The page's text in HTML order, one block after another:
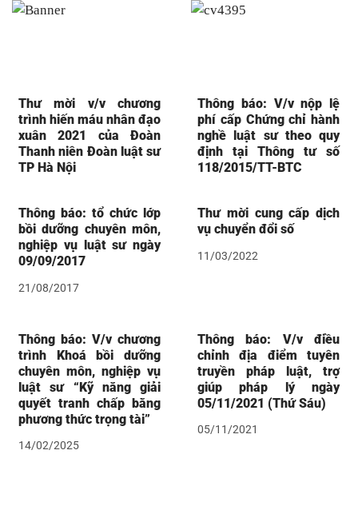
Thư mời v/v chương
trình hiến máu nhân đạo
xuân 2021 của Đoàn
Thanh niên Đoàn luật sư
TP Hà Nội
Thông báo: V/v nộp lệ
phí cấp Chứng chỉ hành
nghề luật sư theo quy
định tại Thông tư số
118/2015/TT-BTC
Thông báo: tổ chức lớp
bồi dưỡng chuyên môn,
nghiệp vụ luật sư ngày
09/09/2017
21/08/2017
Thư mời cung cấp dịch
vụ chuyển đổi số
11/03/2022
Thông báo: V/v chương
trình Khoá bồi dưỡng
chuyên môn, nghiệp vụ
luật sư “Kỹ năng giải
quyết tranh chấp bằng
phương thức trọng tài”
14/02/2025
Thông báo: V/v điều
chỉnh địa điểm tuyên
truyền pháp luật, trợ
giúp pháp lý ngày
05/11/2021 (Thứ Sáu)
05/11/2021